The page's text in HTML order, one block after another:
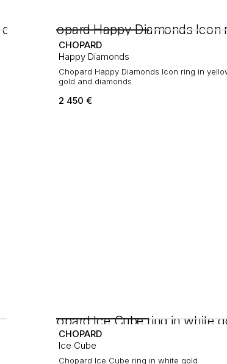
CHOPARD
Happy Diamonds
Chopard Happy Diamonds Icon ring in
gold and diamonds
2 450 €
CHOPARD
Ice Cube
Chopard Ice Cube ring in white gold